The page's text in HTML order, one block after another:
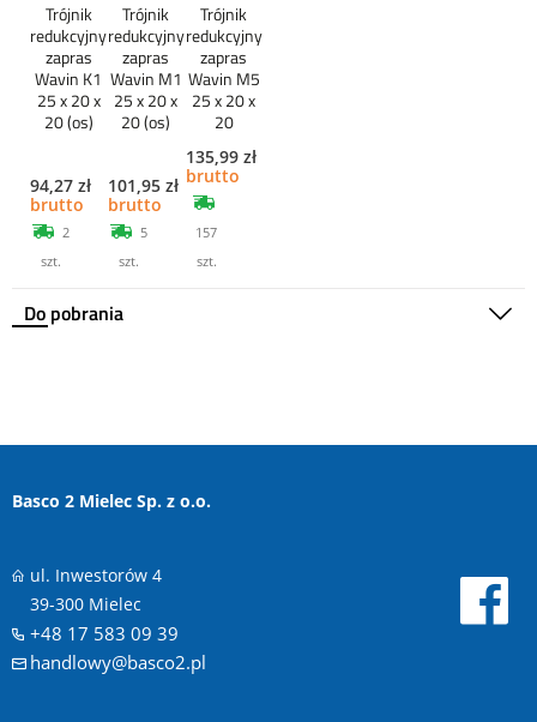
Trójnik
redukcyjny
zapras
Wavin K1
25 x 20 x
20 (os)
94,27 zł
brutto
2
szt.
Trójnik
redukcyjny
zapras
Wavin M1
25 x 20 x
20 (os)
101,95 zł
brutto
5
szt.
Trójnik
redukcyjny
zapras
Wavin M5
25 x 20 x
20
135,99 zł
brutto
157
szt.
Do pobrania
Basco 2 Mielec Sp. z o.o.
ul. Inwestorów 4
39-300 Mielec
+48 17 583 09 39
handlowy@basco2.pl